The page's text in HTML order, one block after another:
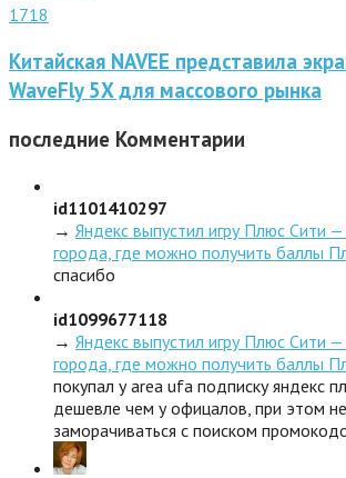
1718
Китайская NAVEE представила
WaveFly 5X для массового рынка
последние Комментарии
id1101410297
→ Яндекс выпустил игру Плюс Сити —
города, где можно получить баллы
спасибо
id1099677118
→ Яндекс выпустил игру Плюс Сити —
города, где можно получить баллы
покупал у area ufa подписку яндекс
дешевле чем у офицалов, при этом
заморачиваться с поиском